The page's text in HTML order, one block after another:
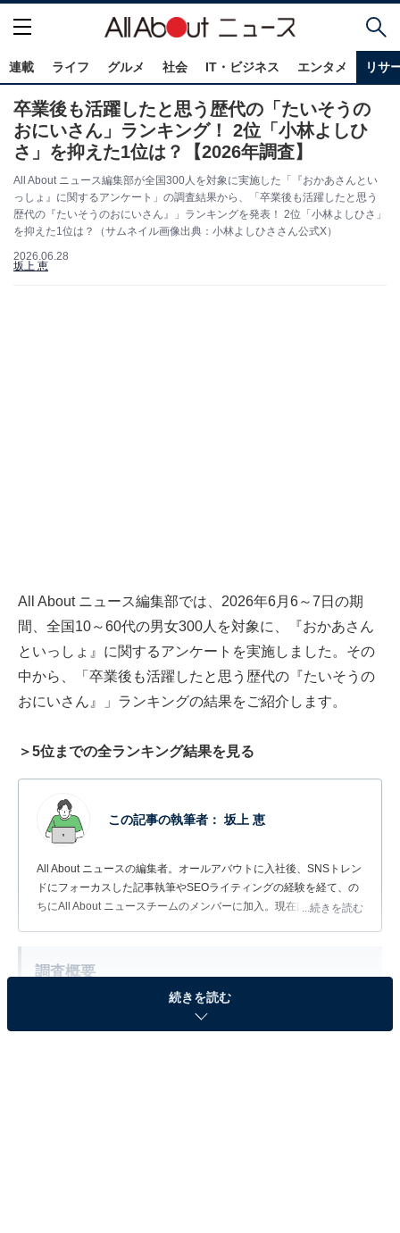
連載 ライフ グルメ 社会 IT・ビジネス エンタメ リサ
卒業後も活躍したと思う歴代の「たいそうの
おにいさん」ランキング！ 2位「小林よしひ
さ」を抑えた1位は？【2026年調査】
All About ニュース編集部が全国300人を対象に実施した「『おかあさんとい
っしょ』に関するアンケート」の調査結果から、「卒業後も活躍したと思う
歴代の『たいそうのおにいさん』」ランキングを発表！ 2位「小林よしひさ」
を抑えた1位は？（サムネイル画像出典：小林よしひささん公式X）
2026.06.28
坂上 恵
All About ニュース編集部では、2026年6月6～7日の期
間、全国10～60代の男女300人を対象に、『おかあさん
といっしょ』に関するアンケートを実施しました。その
中から、「卒業後も活躍したと思う歴代の『たいそうの
おにいさん』」ランキングの結果をご紹介します。
＞5位までの全ランキング結果を見る
この記事の執筆者： 坂上 恵
All About ニュースの編集者。オールアバウトに入社後、SNSトレン
ドにフォーカスした記事執筆やSEOライティングの経験を経て、の
ちにAll About ニュースチームのメンバーに加入。現在は旅行・カル
...続きを読む
調査概要
調査期間：2026年6月6～7日
調査方法：インターネット調査
続きを読む